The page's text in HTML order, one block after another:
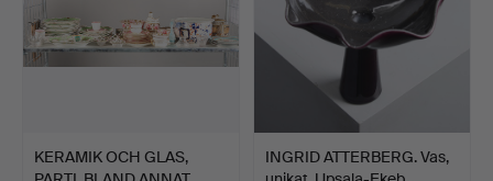
KERAMIK OCH GLAS,
INGRID ATTERBERG. Vas,